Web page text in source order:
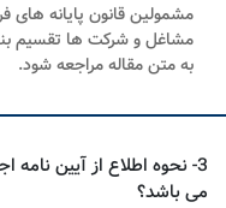
مشمولین قانون پایانه های
مشاغل و شرکت ها تقسیم
به متن مقاله مراجعه شود.
3- نحوه اطلاع از آیین
می باشد؟